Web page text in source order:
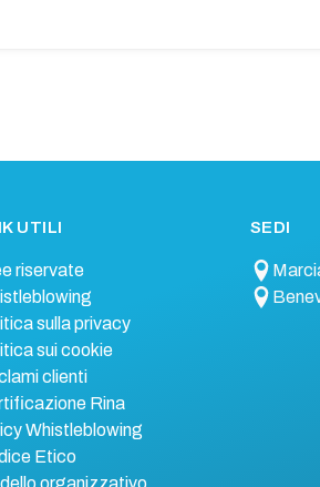
UTILI
riservate
sulla privacy
sui cookie
clienti
Rina
Whistleblowing
Etico
SEDI